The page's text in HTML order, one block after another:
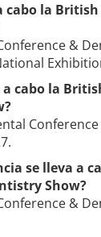
cabo la
&
a cabo la
se lleva a
Show?
&